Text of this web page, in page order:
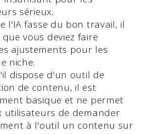
sérieux.
l'IA fasse du bon travail, il
vous deviez faire
ajustements pour les
niche.
dispose d'un outil de
de contenu, il est
basique et ne permet
utilisateurs de demander
à l'outil un contenu sur